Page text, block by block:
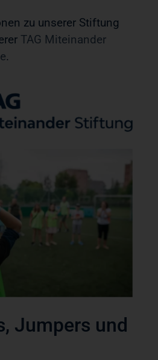
zu unserer Stiftung
TAG Miteinander
.
Jumpers und